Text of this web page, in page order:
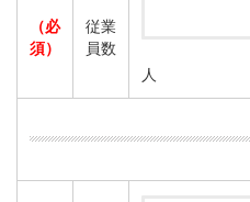
（必
須）
従業
員数
人